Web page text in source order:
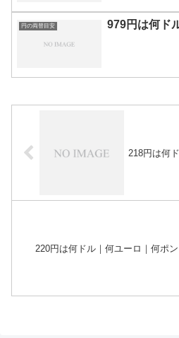
円の両替目安 979円は何ド
218円は何
220円は何ドル｜何ユーロ｜何ポ